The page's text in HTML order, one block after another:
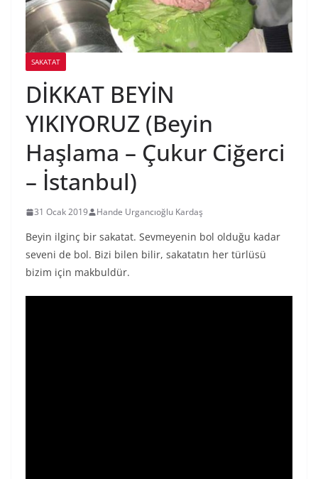
SAKATAT
DİKKAT BEYİN
YIKIYORUZ (Beyin
Haşlama – Çukur Ciğerci
– İstanbul)
31 Ocak 2019 Hande Urgancıoğlu Kardaş
Beyin ilginç bir sakatat. Sevmeyenin bol olduğu kadar
seveni de bol. Bizi bilen bilir, sakatatın her türlüsü
bizim için makbuldür.